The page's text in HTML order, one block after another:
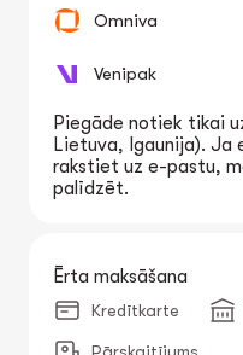
Omniva
Venipak
Piegāde notiek tikai
Lietuva, Igaunija). Ja
rakstiet uz e-pastu,
palīdzēt.
Ērta maksāšana
Kredītkarte